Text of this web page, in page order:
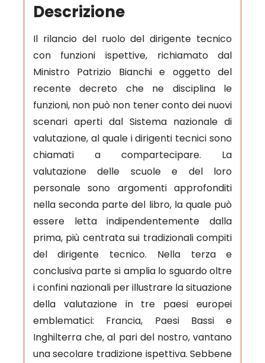
Descrizione
Il rilancio del ruolo del dirigente tecnico
con funzioni ispettive, richiamato dal
Ministro Patrizio Bianchi e oggetto del
recente decreto che ne disciplina le
funzioni, non può non tener conto dei nuovi
scenari aperti dal Sistema nazionale di
valutazione, al quale i dirigenti tecnici sono
chiamati a compartecipare. La
valutazione delle scuole e del loro
personale sono argomenti approfonditi
nella seconda parte del libro, la quale può
essere letta indipendentemente dalla
prima, più centrata sui tradizionali compiti
del dirigente tecnico. Nella terza e
conclusiva parte si amplia lo sguardo oltre
i confini nazionali per illustrare la situazione
della valutazione in tre paesi europei
emblematici: Francia, Paesi Bassi e
Inghilterra che, al pari del nostro, vantano
una secolare tradizione ispettiva. Sebbene